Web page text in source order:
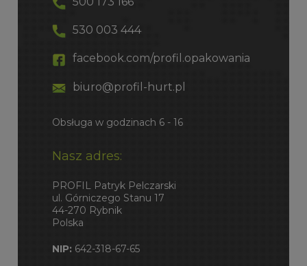
530 003 444
facebook.com/profil.opakowania
biuro@profil-hurt.pl
Obsługa w godzinach 6 - 16
Nasz adres:
PROFIL Patryk Pelczarski
ul. Górniczego Stanu 17
44-270 Rybnik
Polska
NIP: 642-318-67-65